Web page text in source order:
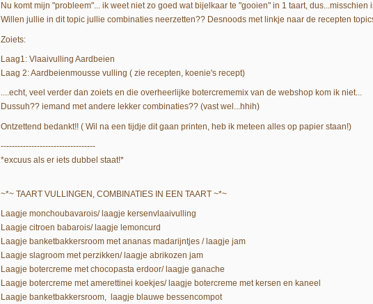
Nu komt mijn "probleem"... ik weet niet zo goed wat bijelkaar te "gooien" in 1 taart, dus...misschien
Willen jullie in dit topic jullie combinaties neerzetten?? Desnoods met linkje naar de recepten
Zoiets:
Laag1: Vlaaivulling Aardbeien
Laag 2: Aardbeienmousse vulling ( zie recepten, koenie's recept)
....echt, veel verder dan zoiets en die overheerlijke botercrememix van de webshop kom ik niet...
Dussuh?? iemand met andere lekker combinaties?? (vast wel...hhih)
Ontzettend bedankt!! ( Wil na een tijdje dit gaan printen, heb ik meteen alles op papier staan!)
----------------------------------
*excuus als er iets dubbel staat!*
~*~ TAART VULLINGEN, COMBINATIES IN EEN TAART ~*~
Laagje monchoubavarois/ laagje kersenvlaaivulling
Laagje citroen babarois/ laagje lemoncurd
Laagje banketbakkersroom met ananas madarijntjes / laagje jam
Laagje slagroom met perzikken/ laagje abrikozen jam
Laagje botercreme met chocopasta erdoor/ laagje ganache
Laagje botercreme met amerettinei koekjes/ laagje botercreme met kersen en kaneel
Laagje banketbakkersroom, laagje blauwe bessencompot